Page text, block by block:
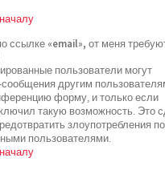
ссылке «email», от меня
пользователи могут
другим
форму, и только если
такую возможность. Это
злоупотребления
пользователями.